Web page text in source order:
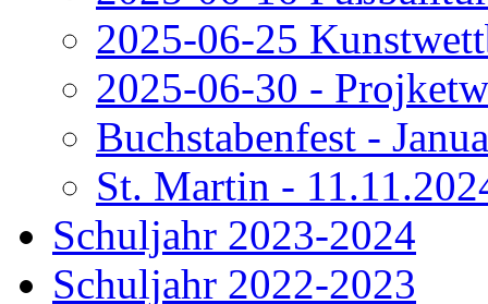
2025-06-25
2025-06-30 -
Buchstabenfest -
St. Martin -
Schuljahr 2023-2024
Schuljahr 2022-2023